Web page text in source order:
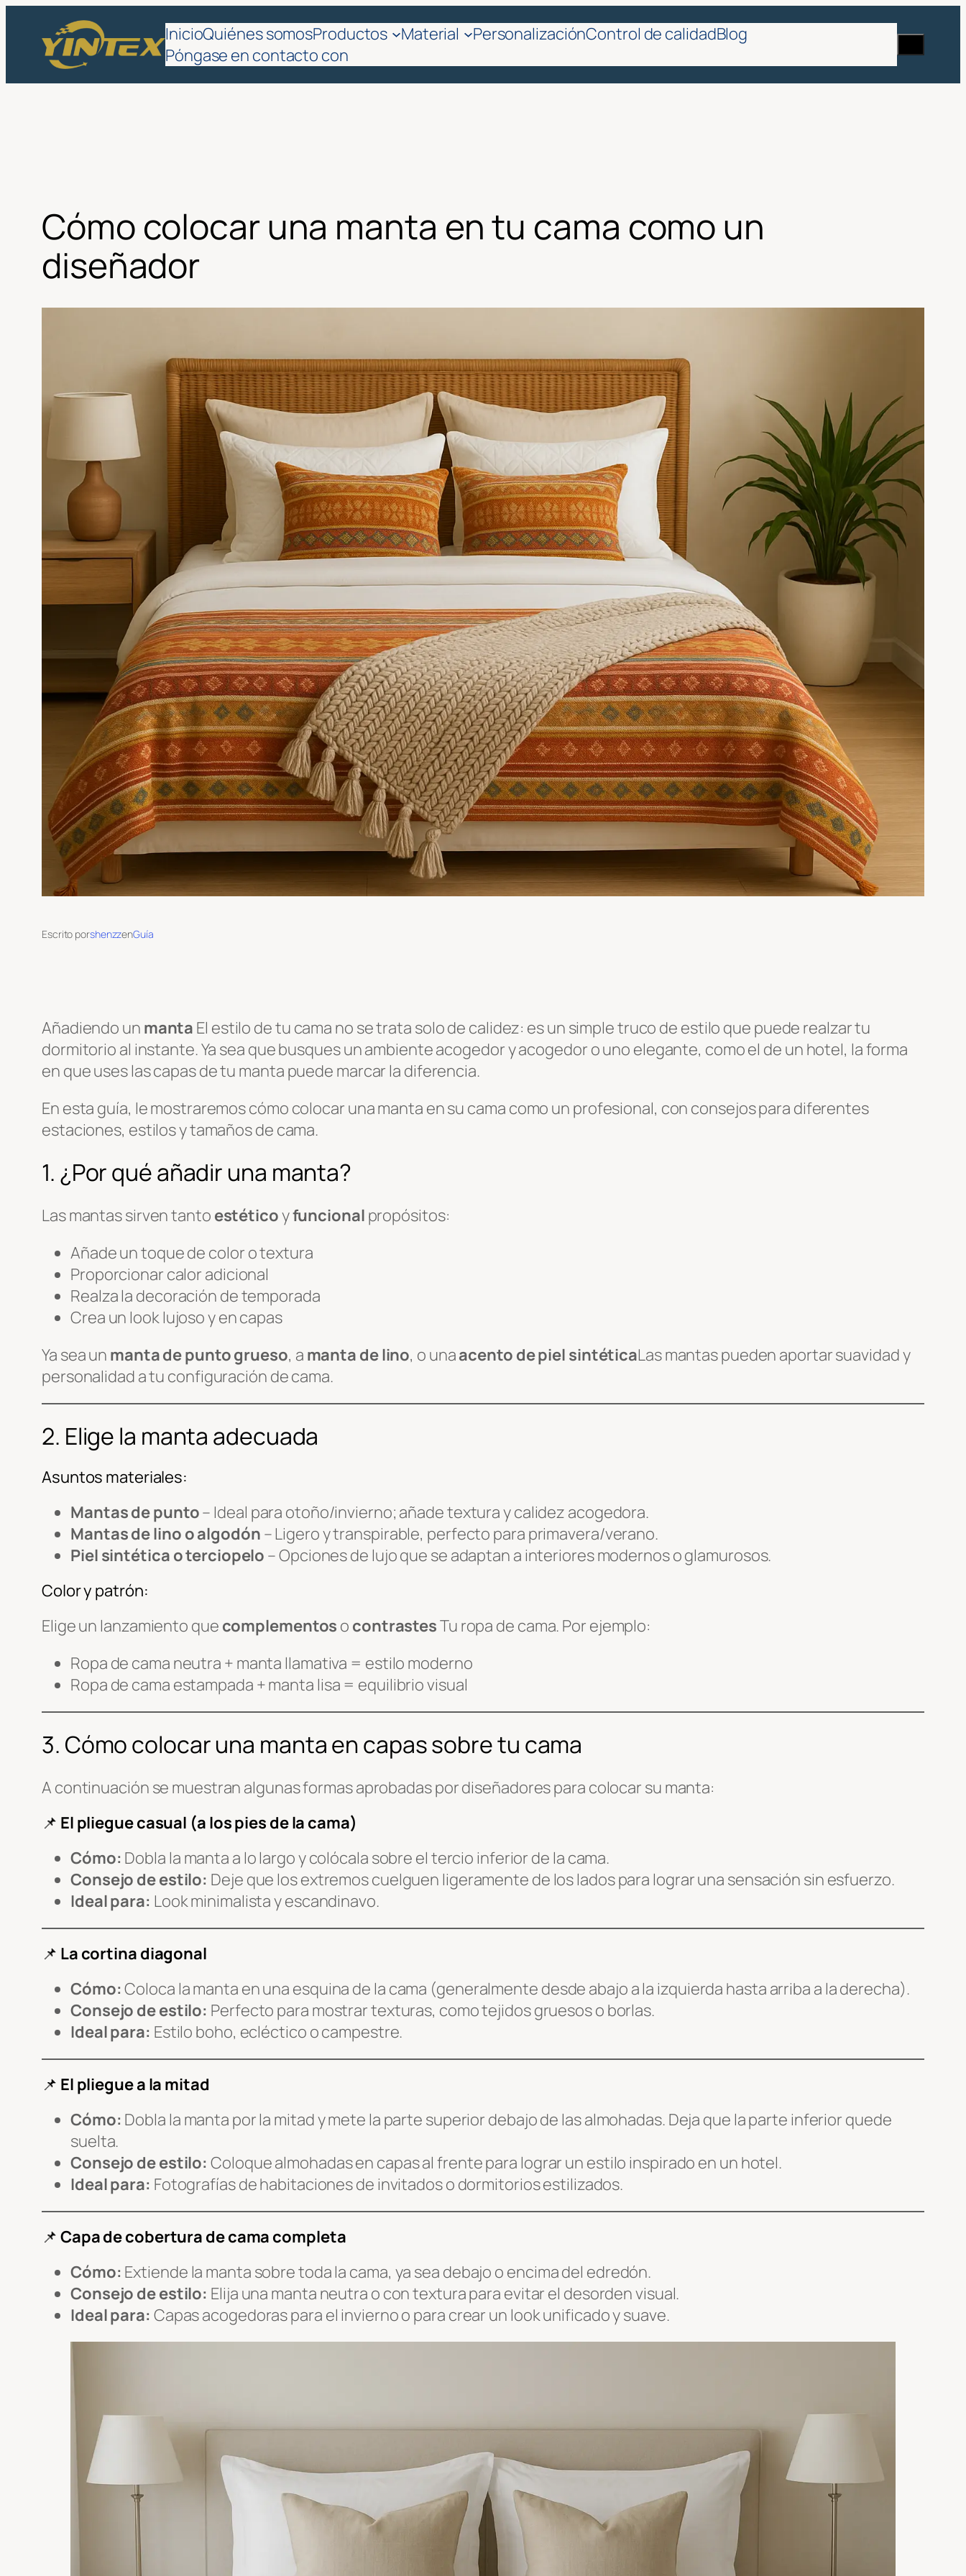
contenido
InicioQuiénes somosProductos Material PersonalizaciónControl de calidadBlog
Póngase en contacto con
en
Cómo colocar una manta en tu cama como un
diseñador
Escrito porshenzzenGuía
Añadiendo un manta El estilo de tu cama no se trata solo de calidez: es un simple truco de estilo que puede realzar tu
dormitorio al instante. Ya sea que busques un ambiente acogedor y acogedor o uno elegante, como el de un hotel, la forma
en que uses las capas de tu manta puede marcar la diferencia.
En esta guía, le mostraremos cómo colocar una manta en su cama como un profesional, con consejos para diferentes
estaciones, estilos y tamaños de cama.
1. ¿Por qué añadir una manta?
Las mantas sirven tanto estéticoyfuncional propósitos:
Añade un toque de color o textura
Proporcionar calor adicional
Realza la decoración de temporada
Crea un look lujoso y en capas
Ya sea un manta de punto grueso, a manta de lino, o unaacento de piel sintéticaLas mantas pueden aportar suavidad y
personalidad a tu configuración de cama.
2. Elige la manta adecuada
Asuntos materiales:
Mantas de punto– Ideal para otoño/invierno; añade textura y calidez acogedora.
Mantas de lino o algodón – Ligero y transpirable, perfecto para primavera/verano.
Piel sintética o terciopelo – Opciones de lujo que se adaptan a interiores modernos o glamurosos.
Color y patrón:
Elige un lanzamiento que complementos o contrastesTu ropa de cama. Por ejemplo:
Ropa de cama neutra + manta llamativa = estilo moderno
Ropa de cama estampada + manta lisa = equilibrio visual
3. Cómo colocar una manta en capas sobre tu cama
A continuación se muestran algunas formas aprobadas por diseñadores para colocar su manta:
📌 El pliegue casual (a los pies de la cama)
Cómo: Dobla la manta a lo largo y colócala sobre el tercio inferior de la cama.
Consejo de estilo: Deje que los extremos cuelguen ligeramente de los lados para lograr una sensación sin esfuerzo.
Ideal para: Look minimalista y escandinavo.
📌 La cortina diagonal
Cómo:Coloca la manta en una esquina de la cama (generalmente desde abajo a la izquierda hasta arriba a la derecha).
Consejo de estilo: Perfecto para mostrar texturas, como tejidos gruesos o borlas.
Ideal para: Estilo boho, ecléctico o campestre.
📌 El pliegue a la mitad
Cómo: Dobla la manta por la mitad y mete la parte superior debajo de las almohadas. Deja que la parte inferior quede
suelta.
Consejo de estilo: Coloque almohadas en capas al frente para lograr un estilo inspirado en un hotel.
Ideal para: Fotografías de habitaciones de invitados o dormitorios estilizados.
📌 Capa de cobertura de cama completa
Cómo: Extiende la manta sobre toda la cama, ya sea debajo o encima del edredón.
Consejo de estilo: Elija una manta neutra o con textura para evitar el desorden visual.
Ideal para: Capas acogedoras para el invierno o para crear un look unificado y suave.